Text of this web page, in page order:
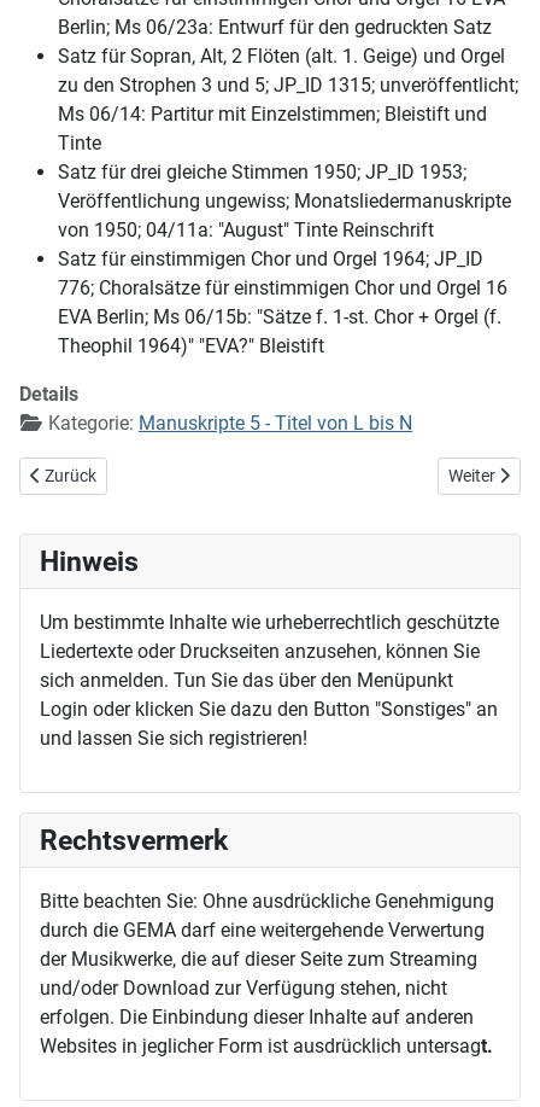
Berlin; Ms 06/23a: Entwurf für den gedruckten Satz
Satz für Sopran, Alt, 2 Flöten (alt. 1. Geige) und Orgel
zu den Strophen 3 und 5; JP_ID 1315; unveröffentlicht;
Ms 06/14: Partitur mit Einzelstimmen; Bleistift und
Tinte
Satz für drei gleiche Stimmen 1950; JP_ID 1953;
Veröffentlichung ungewiss; Monatsliedermanuskripte
von 1950; 04/11a: "August" Tinte Reinschrift
Satz für einstimmigen Chor und Orgel 1964; JP_ID
776; Choralsätze für einstimmigen Chor und Orgel 16
EVA Berlin; Ms 06/15b: "Sätze f. 1-st. Chor + Orgel (f.
Theophil 1964)" "EVA?" Bleistift
Details
Kategorie: Manuskripte 5 - Titel von L bis N
Vorheriger Beitrag: Nun laßt uns Gott, dem Herren (EG 320)
Zurück Nächster
Weiter
Hinweis
Um bestimmte Inhalte wie urheberrechtlich geschützte
Liedertexte oder Druckseiten anzusehen, können Sie
sich anmelden. Tun Sie das über den Menüpunkt
Login oder klicken Sie dazu den Button "Sonstiges" an
und lassen Sie sich registrieren!
Rechtsvermerk
Bitte beachten Sie: Ohne ausdrückliche Genehmigung
durch die GEMA darf eine weitergehende Verwertung
der Musikwerke, die auf dieser Seite zum Streaming
und/oder Download zur Verfügung stehen, nicht
erfolgen. Die Einbindung dieser Inhalte auf anderen
Websites in jeglicher Form ist ausdrücklich untersagt.